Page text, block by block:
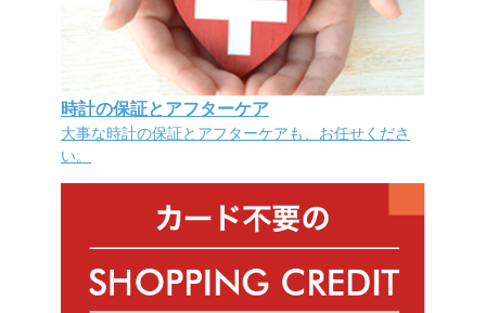
時計の保証とアフターケア
大事な時計の保証とアフターケアも、お任せくださ
い。